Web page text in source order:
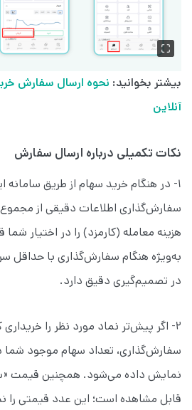
بیشتر بخوانید: نحوه ارسال سفارش
آنلاین
نکات تکمیلی درباره ارسال سفارش
۱- در هنگام خرید سهام از طریق سامانه
سفارش‌گذاری اطلاعات دقیقی از
هزینه معامله (کارمزد) را در اختیار
به‌ویژه هنگام سفارش‌گذاری با حداقل
در تصمیم‌گیری دقیق دارد.
۲- اگر پیش‌تر نماد مورد نظر را
سفارش‌گذاری، تعداد سهام موجود شما
نمایش داده می‌شود. همچنین قیمت
قابل مشاهده است؛ این عدد قیمتی را